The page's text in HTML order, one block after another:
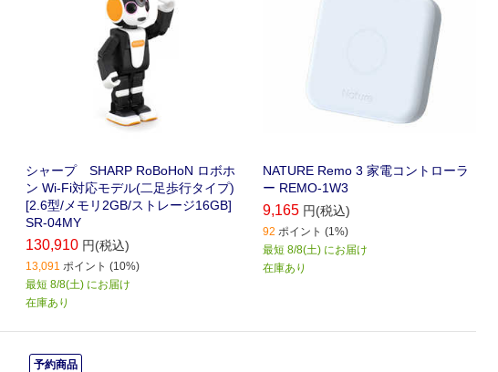
シャープ SHARP RoBoHoN ロボホ
ン Wi-Fi対応モデル(二足歩行タイプ)
[2.6型/メモリ2GB/ストレージ16GB]
SR-04MY
130,910 円(税込)
13,091 ポイント (10%)
最短 8/8(土) にお届け
在庫あり
NATURE Remo 3 家電コントローラ
ー REMO-1W3
9,165 円(税込)
92 ポイント (1%)
最短 8/8(土) にお届け
在庫あり
予約商品